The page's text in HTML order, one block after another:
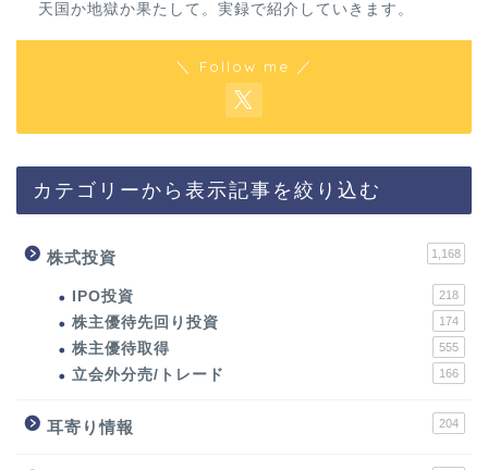
天国か地獄か果たして。実録で紹介していきます。
＼ Follow me ／
カテゴリーから表示記事を絞り込む
株式投資 1,168
IPO投資 218
株主優待先回り投資 174
株主優待取得 555
立会外分売/トレード 166
耳寄り情報 204